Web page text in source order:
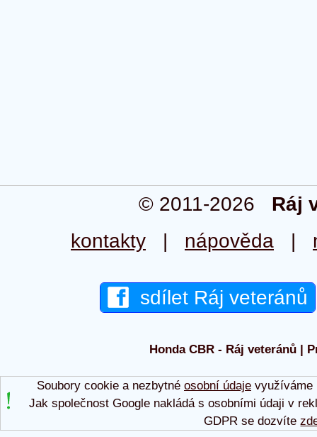
© 2011-2026 Ráj
kontakty | nápověda |
sdílet Ráj veteránů
Honda CBR - Ráj veteránů |
Soubory cookie a nezbytné osobní údajevyužíváme
Jak společnost Google nakládá s osobními údaji v
GDPR se dozvíte